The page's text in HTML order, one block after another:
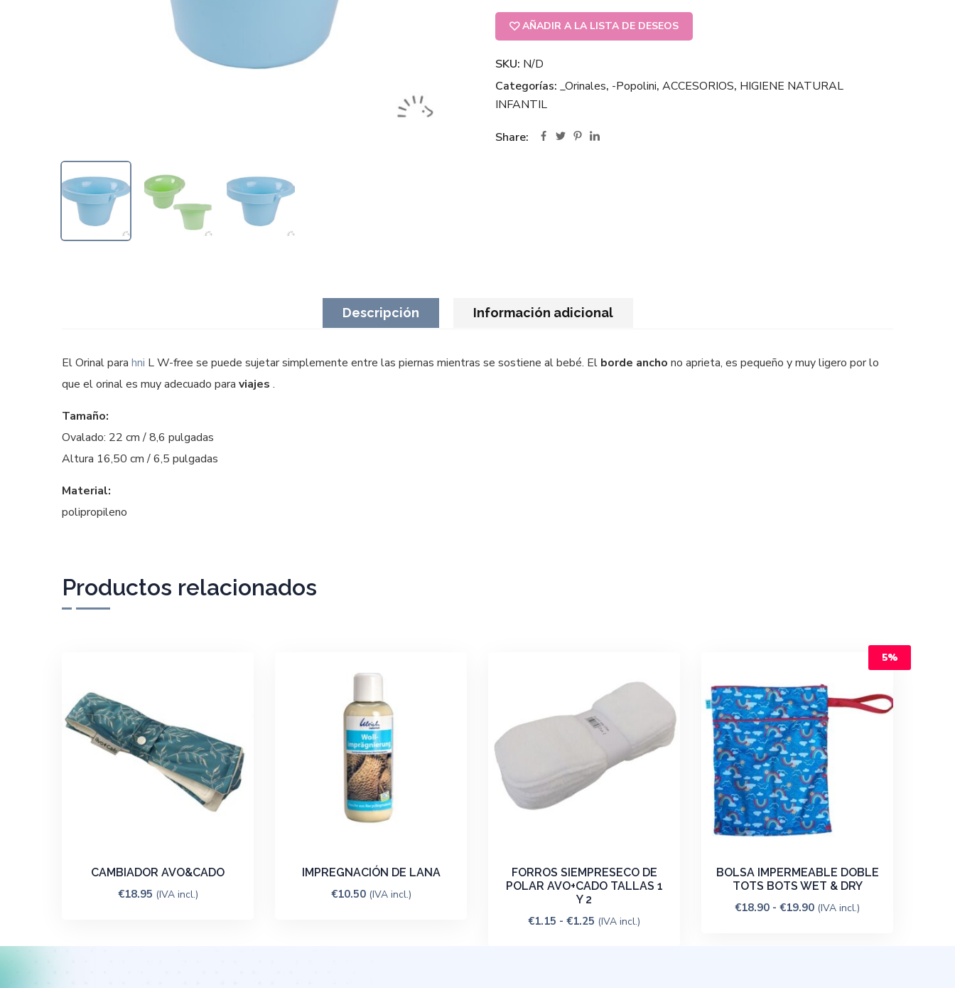
AÑADIR A LA LISTA DE DESEOS
SKU: N/D
Categorías: _Orinales, -Popolini, ACCESORIOS, HIGIENE NATURAL
INFANTIL
Share:
Descripción Información adicional
El Orinal para hni L W-free se puede sujetar simplemente entre las piernas mientras se sostiene al bebé. El borde ancho no aprieta, es pequeño y muy ligero por lo
que el orinal es muy adecuado para viajes .
Tamaño:
Ovalado: 22 cm / 8,6 pulgadas
Altura 16,50 cm / 6,5 pulgadas
Material:
polipropileno
Productos relacionados
CAMBIADOR AVO&CADO
€18.95 (IVA incl.)
IMPREGNACIÓN DE LANA
€10.50 (IVA incl.)
FORROS SIEMPRESECO DE
POLAR AVO+CADO TALLAS 1
Y 2
€1.15 - €1.25 (IVA incl.)
5%
BOLSA IMPERMEABLE DOBLE
TOTS BOTS WET & DRY
€18.90 - €19.90 (IVA incl.)